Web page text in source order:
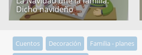
Dicho navideño
Cuentos Decoración
Familia - planes